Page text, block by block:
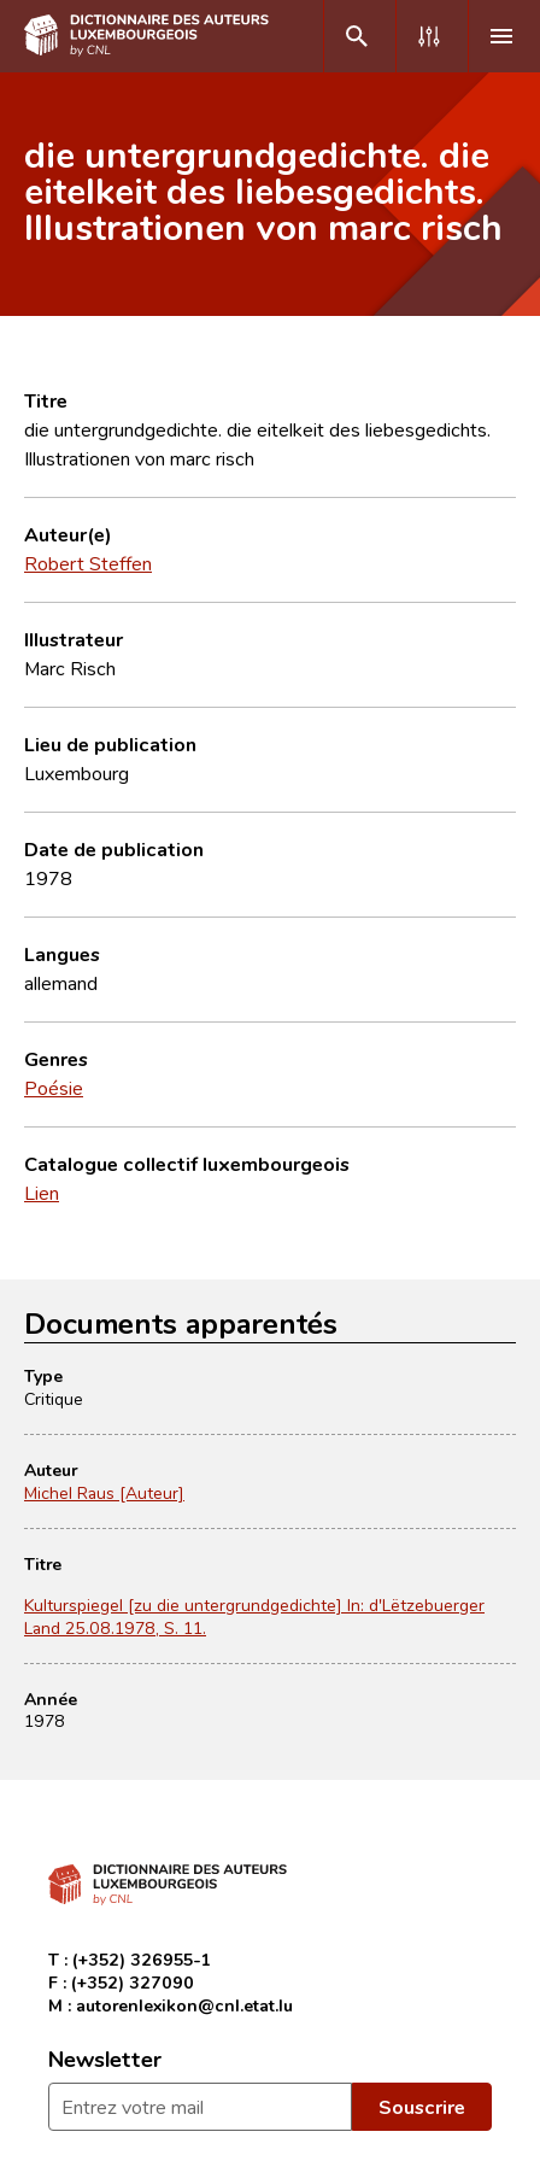
DE FR
Accueil
Recherche avancée
CNL
Équipe scientifique
die untergrundgedichte. die
eitelkeit des liebesgedichts.
Illustrationen von marc risch
Titre
die untergrundgedichte. die eitelkeit des liebesgedichts.
Illustrationen von marc risch
Auteur(e)
Robert Steffen
Illustrateur
Marc Risch
Lieu de publication
Luxembourg
Date de publication
1978
Langues
allemand
Genres
Poésie
Catalogue collectif luxembourgeois
Lien
Documents apparentés
Type
Critique
Auteur
Michel Raus [Auteur]
Titre
Kulturspiegel [zu die untergrundgedichte] In: d'Lëtzebuerger
Land 25.08.1978, S. 11.
Année
1978
T : (+352) 326955-1
F : (+352) 327090
M : autorenlexikon@cnl.etat.lu
Newsletter